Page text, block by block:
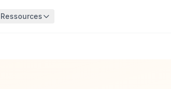
Ressources